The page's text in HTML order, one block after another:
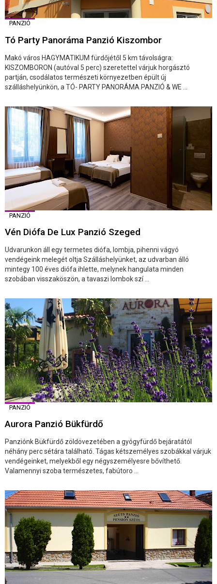
PANZIÓ
Tó Party Panoráma Panzió Kiszombor
Makó város HAGYMATIKUM fürdőjétől 5 km távolságra:
KISZOMBORON (autóval 5 perc) szeretettel várjuk horgásztó
partján, csodálatos természeti környezetben épült új
szálláshelyünkön, a TÓ- PARTY PANORÁMA PANZIÓ & WE ...
PANZIÓ
Vén Diófa De Lux Panzió Szeged
Udvarunkon áll egy termetes diófa, lombja, pihenni vágyó
vendégeink melegét oltja Szálláshelyünket, az udvarban álló
mintegy 100 éves diófa ihlette, melynek hangulata minden
szobában visszaköszön, a tavaszi lombok szí ...
PANZIÓ
Aurora Panzió Bükfürdő
Panziónk Bükfürdő zöldövezetében a gyógyfürdő bejáratától
néhány perc sétára található. Tágas kétszemélyes szobákkal várjuk
vendégeinket, melyekből egy négyszemélyesre bővíthető.
Valamennyi szoba természetes, fabútoro ...